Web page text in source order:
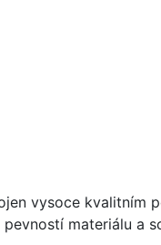
vysoce kvalitním
materiálu a